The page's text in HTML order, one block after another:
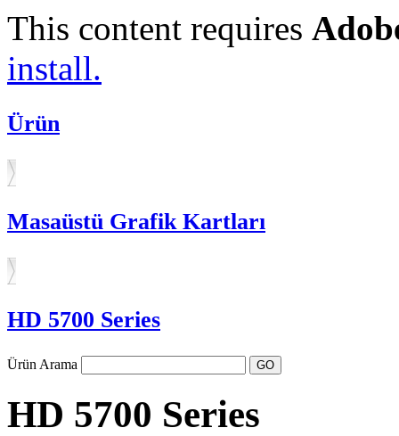
This content requires
install.
Ürün
Masaüstü Grafik Kartları
HD 5700 Series
Ürün Arama
HD 5700 Series